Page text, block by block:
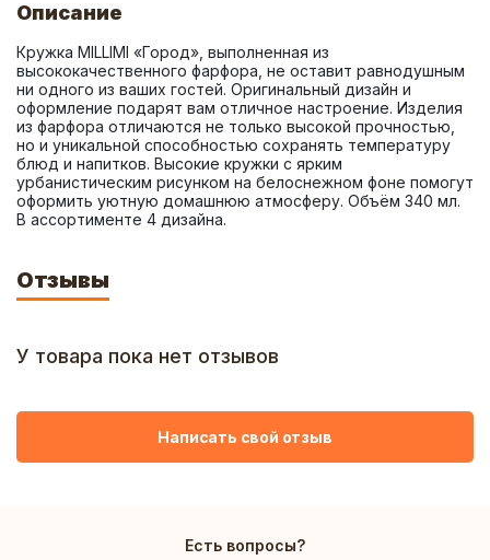
Описание
Кружка MILLIMI «Город», выполненная из
высококачественного фарфора, не оставит равнодушным
ни одного из ваших гостей. Оригинальный дизайн и
оформление подарят вам отличное настроение. Изделия
из фарфора отличаются не только высокой прочностью,
но и уникальной способностью сохранять температуру
блюд и напитков. Высокие кружки с ярким
урбанистическим рисунком на белоснежном фоне помогут
оформить уютную домашнюю атмосферу. Объём 340 мл.
В ассортименте 4 дизайна.
Отзывы
У товара пока нет отзывов
Написать свой отзыв
Есть вопросы?